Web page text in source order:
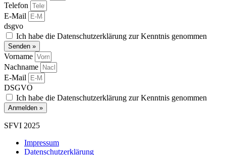
Telefon
E-Mail
dsgvo
Ich habe die Datenschutzerklärung zur Kenntnis genommen
Senden »
Vorname
Nachname
E-Mail
DSGVO
Ich habe die Datenschutzerklärung zur Kenntnis genommen
Anmelden »
SFVI 2025
Impressum
Datenschutzerklärung